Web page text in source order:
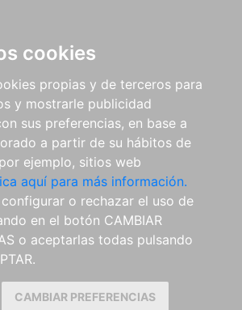
cookies
propias y de terceros para
y mostrarle publicidad
sus preferencias, en base a
a partir de su hábitos de
ejemplo, sitios web
aquí para más información.
o rechazar el uso de
en el botón CAMBIAR
o aceptarlas todas pulsando
CAMBIAR PREFERENCIAS